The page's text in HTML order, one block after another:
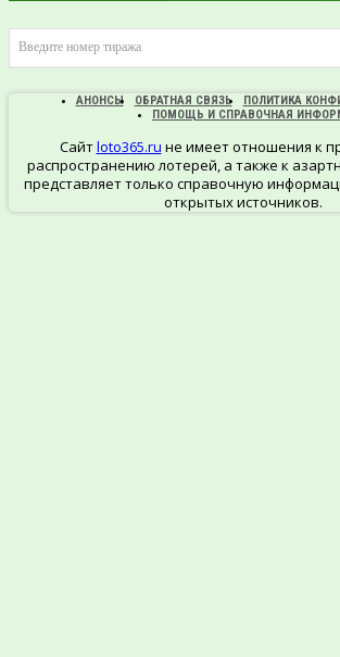
ПРОВЕРИТЬ
БИЛЕТ
Введите номер тиража
АНОНСЫ ОБРАТНАЯ СВЯЗЬ
ПОЛИТИКА
ПОМОЩЬ И СПРАВОЧНАЯ
Сайтloto365.ru не имеет отношения к
распространению лотерей, а также к
представляет только справочную
открытых источников.